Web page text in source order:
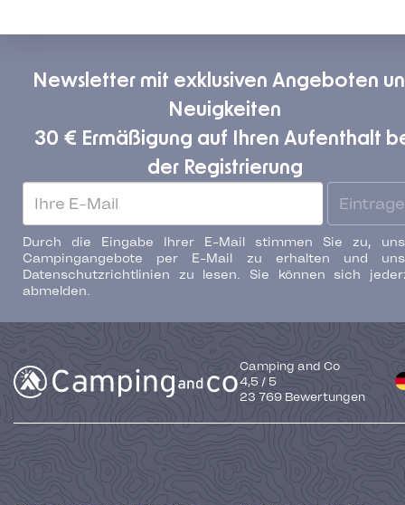
Newsletter mit exklusiven Angeboten
Neuigkeiten
30 € Ermäßigung auf Ihren Aufenthalt
der Registrierung
Durch die Eingabe Ihrer E-Mail stimmen Sie zu,
Campingangebote per E-Mail zu erhalten und
Datenschutzrichtlinien zu lesen. Sie können sich
abmelden.
Camping and Co
4,5 / 5
23 769Bewertungen